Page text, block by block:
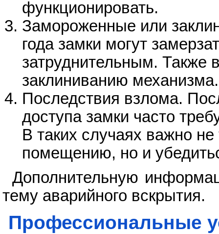
функционировать.
Замороженные или
года замки могут
затруднительным. Также
заклиниванию механизма.
Последствия взлома.
доступа замки часто
В таких случаях важно не
помещению, но и
Дополнительную
тему аварийного вскрытия.
Профессиональные